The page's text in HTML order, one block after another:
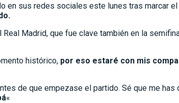
en sus redes sociales este lunes tras marcar
Madrid, que fue clave también en la
histórico, por eso estaré con mis
de que empezase el partido. Sé que me
«